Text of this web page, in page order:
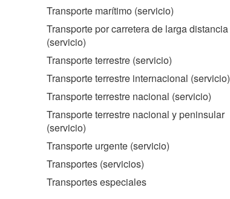
Transporte marítimo (servicio)
Transporte por carretera de larga distancia
(servicio)
Transporte terrestre (servicio)
Transporte terrestre internacional (servicio)
Transporte terrestre nacional (servicio)
Transporte terrestre nacional y peninsular
(servicio)
Transporte urgente (servicio)
Transportes (servicios)
Transportes especiales